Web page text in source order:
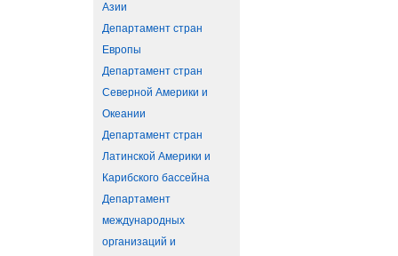
Азии
Департамент стран
Европы
Департамент стран
Северной Америки и
Океании
Департамент стран
Латинской Америки и
Карибского бассейна
Департамент
международных
организаций и